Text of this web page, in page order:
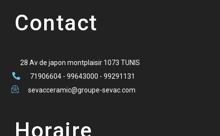
Contact
28 Av de japon montplaisir 1073 TUNIS
71906604 - 99643000 - 99291131
sevacceramic@groupe-sevac.com
Horaire